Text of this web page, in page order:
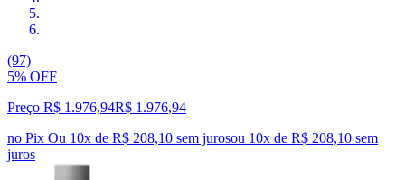
(97)
5% OFF
Preço R$ 1.976,94R$ 1.976,94
no Pix Ou 10x de R$ 208,10 sem jurosou 10x de R$ 208,10 sem
juros